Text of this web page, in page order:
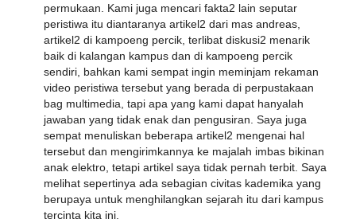
permukaan. Kami juga mencari fakta2 lain seputar
peristiwa itu diantaranya artikel2 dari mas andreas,
artikel2 di kampoeng percik, terlibat diskusi2 menarik
baik di kalangan kampus dan di kampoeng percik
sendiri, bahkan kami sempat ingin meminjam rekaman
video peristiwa tersebut yang berada di perpustakaan
bag multimedia, tapi apa yang kami dapat hanyalah
jawaban yang tidak enak dan pengusiran. Saya juga
sempat menuliskan beberapa artikel2 mengenai hal
tersebut dan mengirimkannya ke majalah imbas bikinan
anak elektro, tetapi artikel saya tidak pernah terbit. Saya
melihat sepertinya ada sebagian civitas kademika yang
berupaya untuk menghilangkan sejarah itu dari kampus
tercinta kita ini.